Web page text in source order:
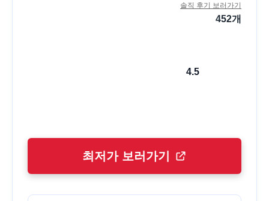
솔직 후기 보러가기
452개
4.5
최저가 보러가기